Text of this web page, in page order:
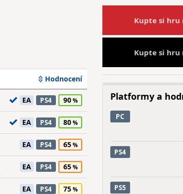
Hodnocení
EA PS4 90
EA PS4 80
EA PS4 65
EA PS4 65
EA PS4 75
Kupte si hru
Kupte si hru
Platformy a
PC
PS4
PS5